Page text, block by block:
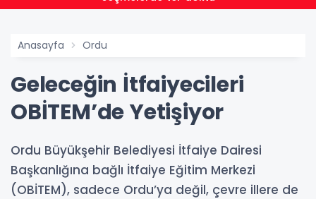
Anasayfa Ordu
Geleceğin İtfaiyecileri
OBİTEM’de Yetişiyor
Ordu Büyükşehir Belediyesi İtfaiye Dairesi
Başkanlığına bağlı İtfaiye Eğitim Merkezi
(OBİTEM), sadece Ordu’ya değil, çevre illere de